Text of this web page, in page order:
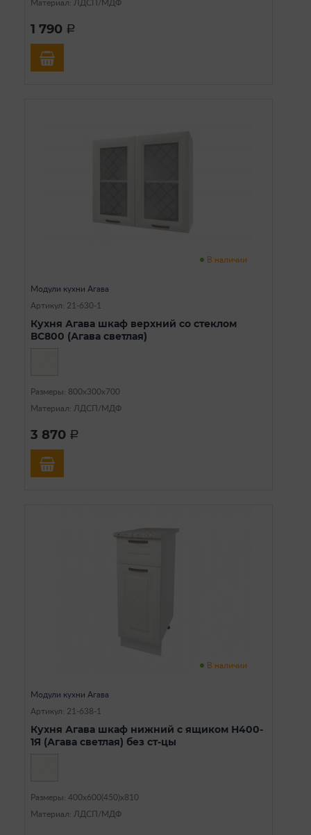
Материал: ЛДСП/МДФ
1 790 a
В наличии
Модули кухни Агава
Артикул: 21-630-1
Кухня Агава шкаф верхний со стеклом
ВС800 (Агава светлая)
Размеры: 800х300х700
Материал: ЛДСП/МДФ
3 870 a
В наличии
Модули кухни Агава
Артикул: 21-638-1
Кухня Агава шкаф нижний с ящиком Н400-
1Я (Агава светлая) без ст-цы
Размеры: 400х600(450)х810
Материал: ЛДСП/МДФ